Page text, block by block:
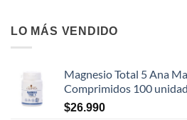
LO MÁS VENDIDO
Magnesio Total 5 Ana
Comprimidos 100
$26.990